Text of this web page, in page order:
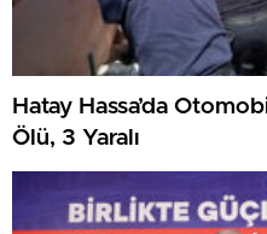
Hatay Hassa’da
Ölü, 3 Yaralı